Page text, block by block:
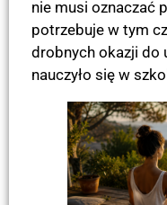
nie musi oznaczać
potrzebuje w tym
drobnych okazji do
nauczyło się w